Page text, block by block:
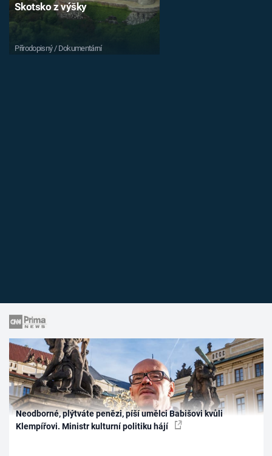
Skotsko z výšky
Přírodopisný / Dokumentární
Neodborné, plýtváte penězi, píší umělci Babišovi kvůli
Klempířovi. Ministr kulturní politiku hájí